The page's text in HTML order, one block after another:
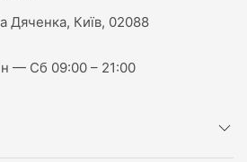
Дяченка, Київ, 02088
— Сб 09:00 – 21:00